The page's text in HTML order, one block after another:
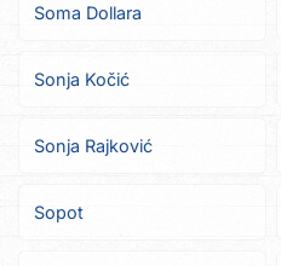
Soma Dollara
Sonja Kočić
Sonja Rajković
Sopot